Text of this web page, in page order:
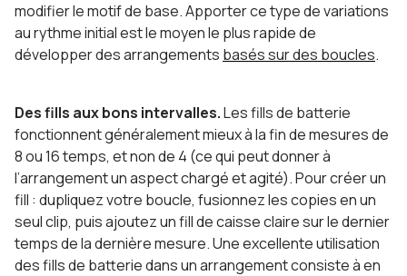
modifier le motif de base. Apporter ce type de variations
au rythme initial est le moyen le plus rapide de
développer des arrangements basés sur des boucles.
Des fills aux bons intervalles.Les fills de batterie
fonctionnent généralement mieux à la fin de mesures de
8 ou 16 temps, et non de 4 (ce qui peut donner à
l’arrangement un aspect chargé et agité). Pour créer un
fill : dupliquez votre boucle, fusionnez les copies en un
seul clip, puis ajoutez un fill de caisse claire sur le dernier
temps de la dernière mesure. Une excellente utilisation
des fills de batterie dans un arrangement consiste à en